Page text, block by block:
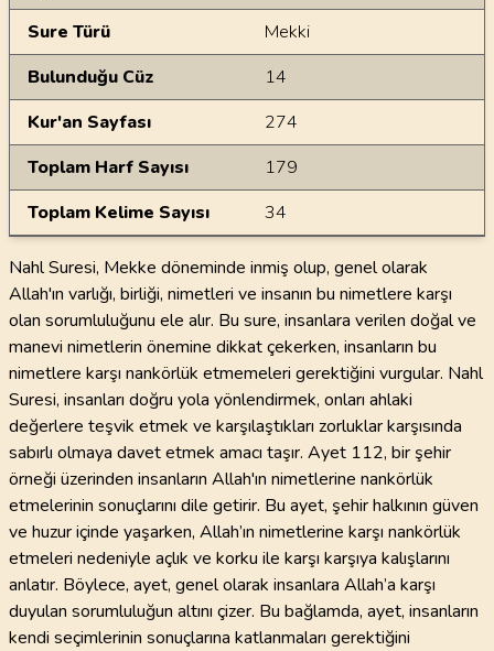
Sure Türü
Mekki
Bulunduğu Cüz
14
Kur'an Sayfası
274
Toplam Harf Sayısı
179
Toplam Kelime Sayısı
34
Nahl Suresi, Mekke döneminde inmiş olup, genel olarak
Allah'ın varlığı, birliği, nimetleri ve insanın bu nimetlere karşı
olan sorumluluğunu ele alır. Bu sure, insanlara verilen doğal ve
manevi nimetlerin önemine dikkat çekerken, insanların bu
nimetlere karşı nankörlük etmemeleri gerektiğini vurgular. Nahl
Suresi, insanları doğru yola yönlendirmek, onları ahlaki
değerlere teşvik etmek ve karşılaştıkları zorluklar karşısında
sabırlı olmaya davet etmek amacı taşır. Ayet 112, bir şehir
örneği üzerinden insanların Allah'ın nimetlerine nankörlük
etmelerinin sonuçlarını dile getirir. Bu ayet, şehir halkının güven
ve huzur içinde yaşarken, Allah’ın nimetlerine karşı nankörlük
etmeleri nedeniyle açlık ve korku ile karşı karşıya kalışlarını
anlatır. Böylece, ayet, genel olarak insanlara Allah’a karşı
duyulan sorumluluğun altını çizer. Bu bağlamda, ayet, insanların
kendi seçimlerinin sonuçlarına katlanmaları gerektiğini